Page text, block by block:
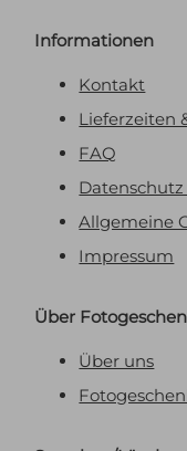
Informationen
Kontakt
Lieferzeiten
FAQ
Datenschutz
Allgemeine
Impressum
Über
Über uns